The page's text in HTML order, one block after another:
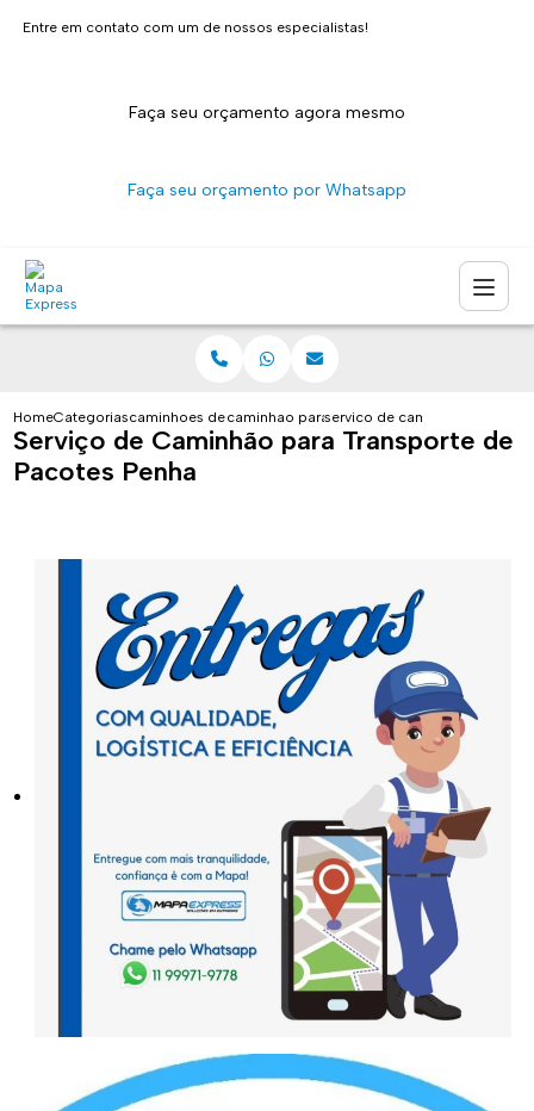
Entre em contato com um de nossos especialistas!
Faça seu orçamento agora mesmo
Faça seu orçamento por Whatsapp
HomeCategoriascaminhoes de entregacaminhao para entrega de encomendas sao
servico de caminhao para
Serviço de Caminhão para Transporte de
Pacotes Penha